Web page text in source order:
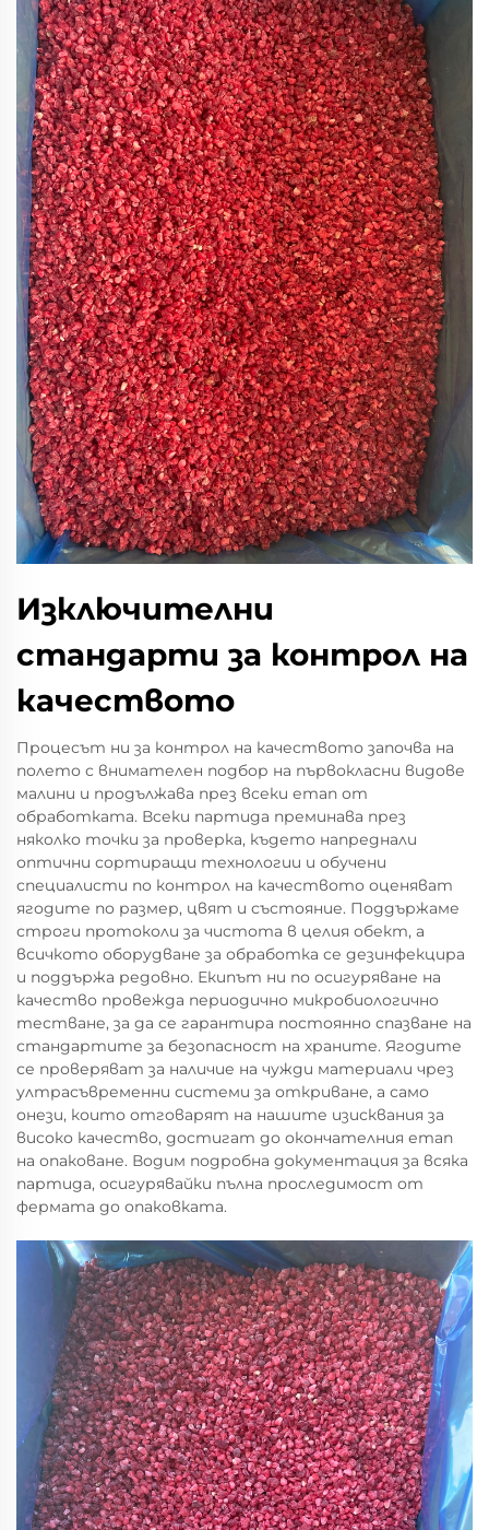
Изключителни
стандарти за контрол на
качеството
Процесът ни за контрол на качеството започва на
полето с внимателен подбор на първокласни видове
малини и продължава през всеки етап от
обработката. Всеки партида преминава през
няколко точки за проверка, където напреднали
оптични сортиращи технологии и обучени
специалисти по контрол на качеството оценяват
ягодите по размер, цвят и състояние. Поддържаме
строги протоколи за чистота в целия обект, а
всичкото оборудване за обработка се дезинфекцира
и поддържа редовно. Екипът ни по осигуряване на
качество провежда периодично микробиологично
тестване, за да се гарантира постоянно спазване на
стандартите за безопасност на храните. Ягодите
се проверяват за наличие на чужди материали чрез
ултрасъвременни системи за откриване, а само
онези, които отговарят на нашите изисквания за
високо качество, достигат до окончателния етап
на опаковане. Водим подробна документация за всяка
партида, осигурявайки пълна проследимост от
фермата до опаковката.